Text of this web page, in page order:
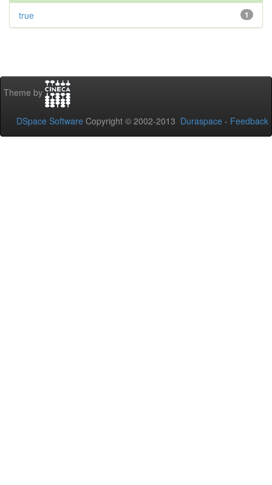
1
true
Theme by
DSpace Software Copyright © 2002-2013 Duraspace - Feedback